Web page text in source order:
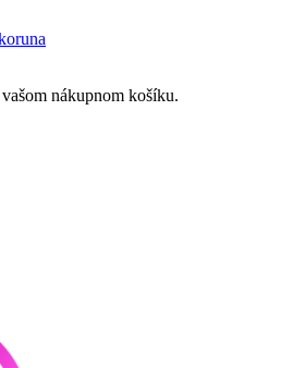
nákupnom košíku.